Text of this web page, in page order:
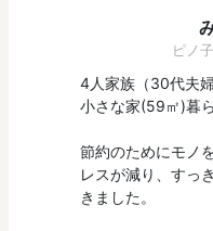
ピノ
4人家族（30代夫
小さな家(59㎡)暮
節約のためにモノ
レスが減り、すっ
きました。